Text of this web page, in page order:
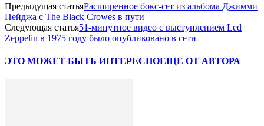
Предыдущая статьяРасширенное бокс-сет из альбома Джимми
Пейджа с The Black Crowes в пути
Следующая статья51-минутное видео с выступлением Led
Zeppelin в 1975 году было опубликовано в сети
ЭТО МОЖЕТ БЫТЬ ИНТЕРЕСНОЕЩЕ ОТ АВТОРА